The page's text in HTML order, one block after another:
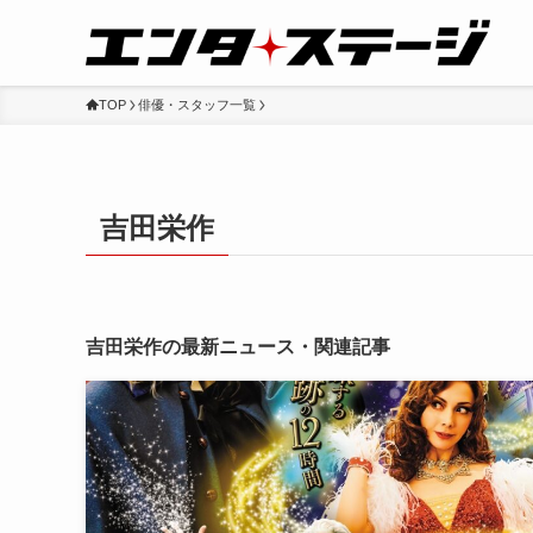
TOP 俳優・スタッフ一覧
吉田栄作
吉田栄作の最新ニュース・関連記事